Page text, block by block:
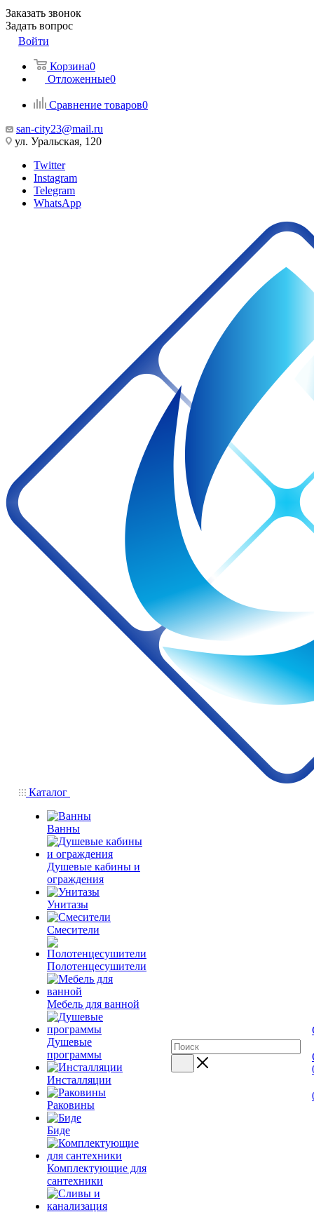
Заказать звонок
Задать вопрос
Войти
Корзина0
Отложенные0
Сравнение товаров0
san-city23@mail.ru
ул. Уральская, 120
Twitter
Instagram
Telegram
WhatsApp
Каталог
Ванны
Душевые кабины и
ограждения
Унитазы
Смесители
Полотенцесушители
Мебель для ванной
Душевые
программы
Инсталляции
Раковины
Биде
Комплектующие для
сантехники